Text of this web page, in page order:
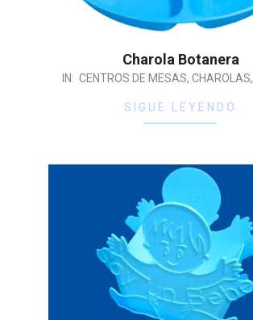
Charola Botanera
IN: CENTROS DE MESAS, CHAROLAS,
SIGUE LEYENDO